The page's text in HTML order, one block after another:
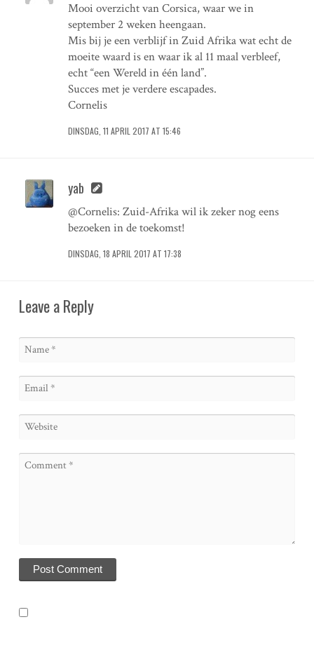
Mooi overzicht van Corsica, waar we in
september 2 weken heengaan.
Mis bij je een verblijf in Zuid Afrika wat echt de
moeite waard is en waar ik al 11 maal verbleef,
echt “een Wereld in één land”.
Succes met je verdere escapades.
Cornelis
DINSDAG, 11 APRIL 2017 AT 15:46
yab
@Cornelis: Zuid-Afrika wil ik zeker nog eens
bezoeken in de toekomst!
DINSDAG, 18 APRIL 2017 AT 17:38
Leave a Reply